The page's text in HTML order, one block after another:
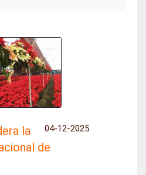
04-12-2025
la
de